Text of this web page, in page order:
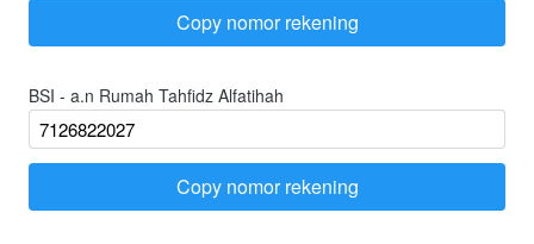
`
Copy nomor rekening
BSI - a.n Rumah Tahfidz Alfatihah
`
Copy nomor rekening